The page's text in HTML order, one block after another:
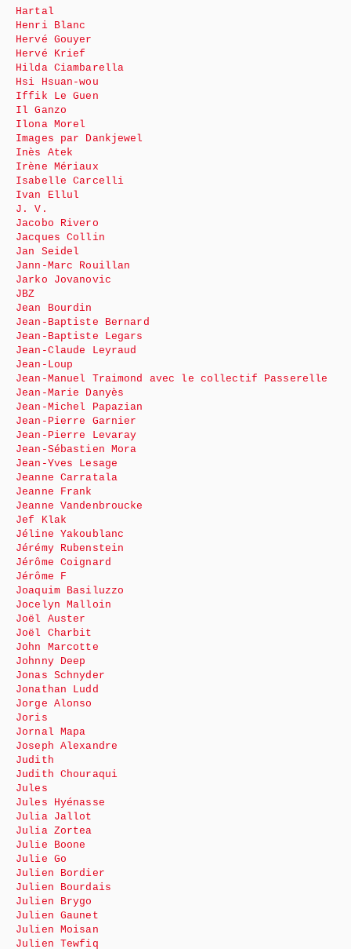
Hartal
Henri Blanc
Hervé Gouyer
Hervé Krief
Hilda Ciambarella
Hsi Hsuan-wou
Iffik Le Guen
Il Ganzo
Ilona Morel
Images par Dankjewel
Inès Atek
Irène Mériaux
Isabelle Carcelli
Ivan Ellul
J. V.
Jacobo Rivero
Jacques Collin
Jan Seidel
Jann-Marc Rouillan
Jarko Jovanovic
JBZ
Jean Bourdin
Jean-Baptiste Bernard
Jean-Baptiste Legars
Jean-Claude Leyraud
Jean-Loup
Jean-Manuel Traimond avec le collectif Passerelle
Jean-Marie Danyès
Jean-Michel Papazian
Jean-Pierre Garnier
Jean-Pierre Levaray
Jean-Sébastien Mora
Jean-Yves Lesage
Jeanne Carratala
Jeanne Frank
Jeanne Vandenbroucke
Jef Klak
Jéline Yakoublanc
Jérémy Rubenstein
Jérôme Coignard
Jérôme F
Joaquim Basiluzzo
Jocelyn Malloin
Joël Auster
Joël Charbit
John Marcotte
Johnny Deep
Jonas Schnyder
Jonathan Ludd
Jorge Alonso
Joris
Jornal Mapa
Joseph Alexandre
Judith
Judith Chouraqui
Jules
Jules Hyénasse
Julia Jallot
Julia Zortea
Julie Boone
Julie Go
Julien Bordier
Julien Bourdais
Julien Brygo
Julien Gaunet
Julien Moisan
Julien Tewfiq